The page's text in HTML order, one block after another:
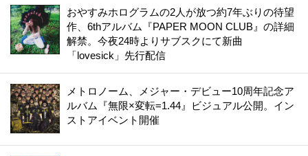
おやすみホログラムの2人が放つ約7年ぶりの待望
作、6thアルバム『PAPER MOON CLUB』の詳細
解禁。今夜24時よりサブスクにて新曲
「lovesick」先行配信
メトロノーム、メジャー・デビュー10周年記念ア
ルバム『無限×変転=1.44』ビジュアル公開。イン
ストアイベント開催